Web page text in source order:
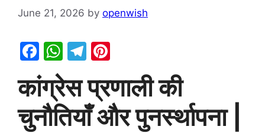
June 21, 2026 by openwish
F
a
c
e
b
W
at
s
A
T
e
gr
a
er
e
st
कांग्रेस प्रणाली की
चुनौतियाँ और पुनर्स्थापना